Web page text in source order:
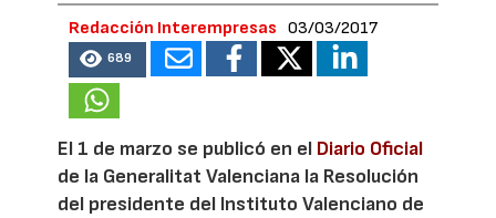
Redacción Interempresas 03/03/2017
689
El 1 de marzo se publicó en el Diario Oficial
de la Generalitat Valenciana la Resolución
del presidente del Instituto Valenciano de